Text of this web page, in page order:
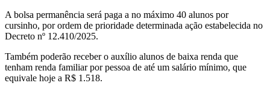
A bolsa permanência será paga a no máximo 40 alunos por
cursinho, por ordem de prioridade determinada ação estabelecida no
Decreto nº 12.410/2025.
Também poderão receber o auxílio alunos de baixa renda que
tenham renda familiar por pessoa de até um salário mínimo, que
equivale hoje a R$ 1.518.